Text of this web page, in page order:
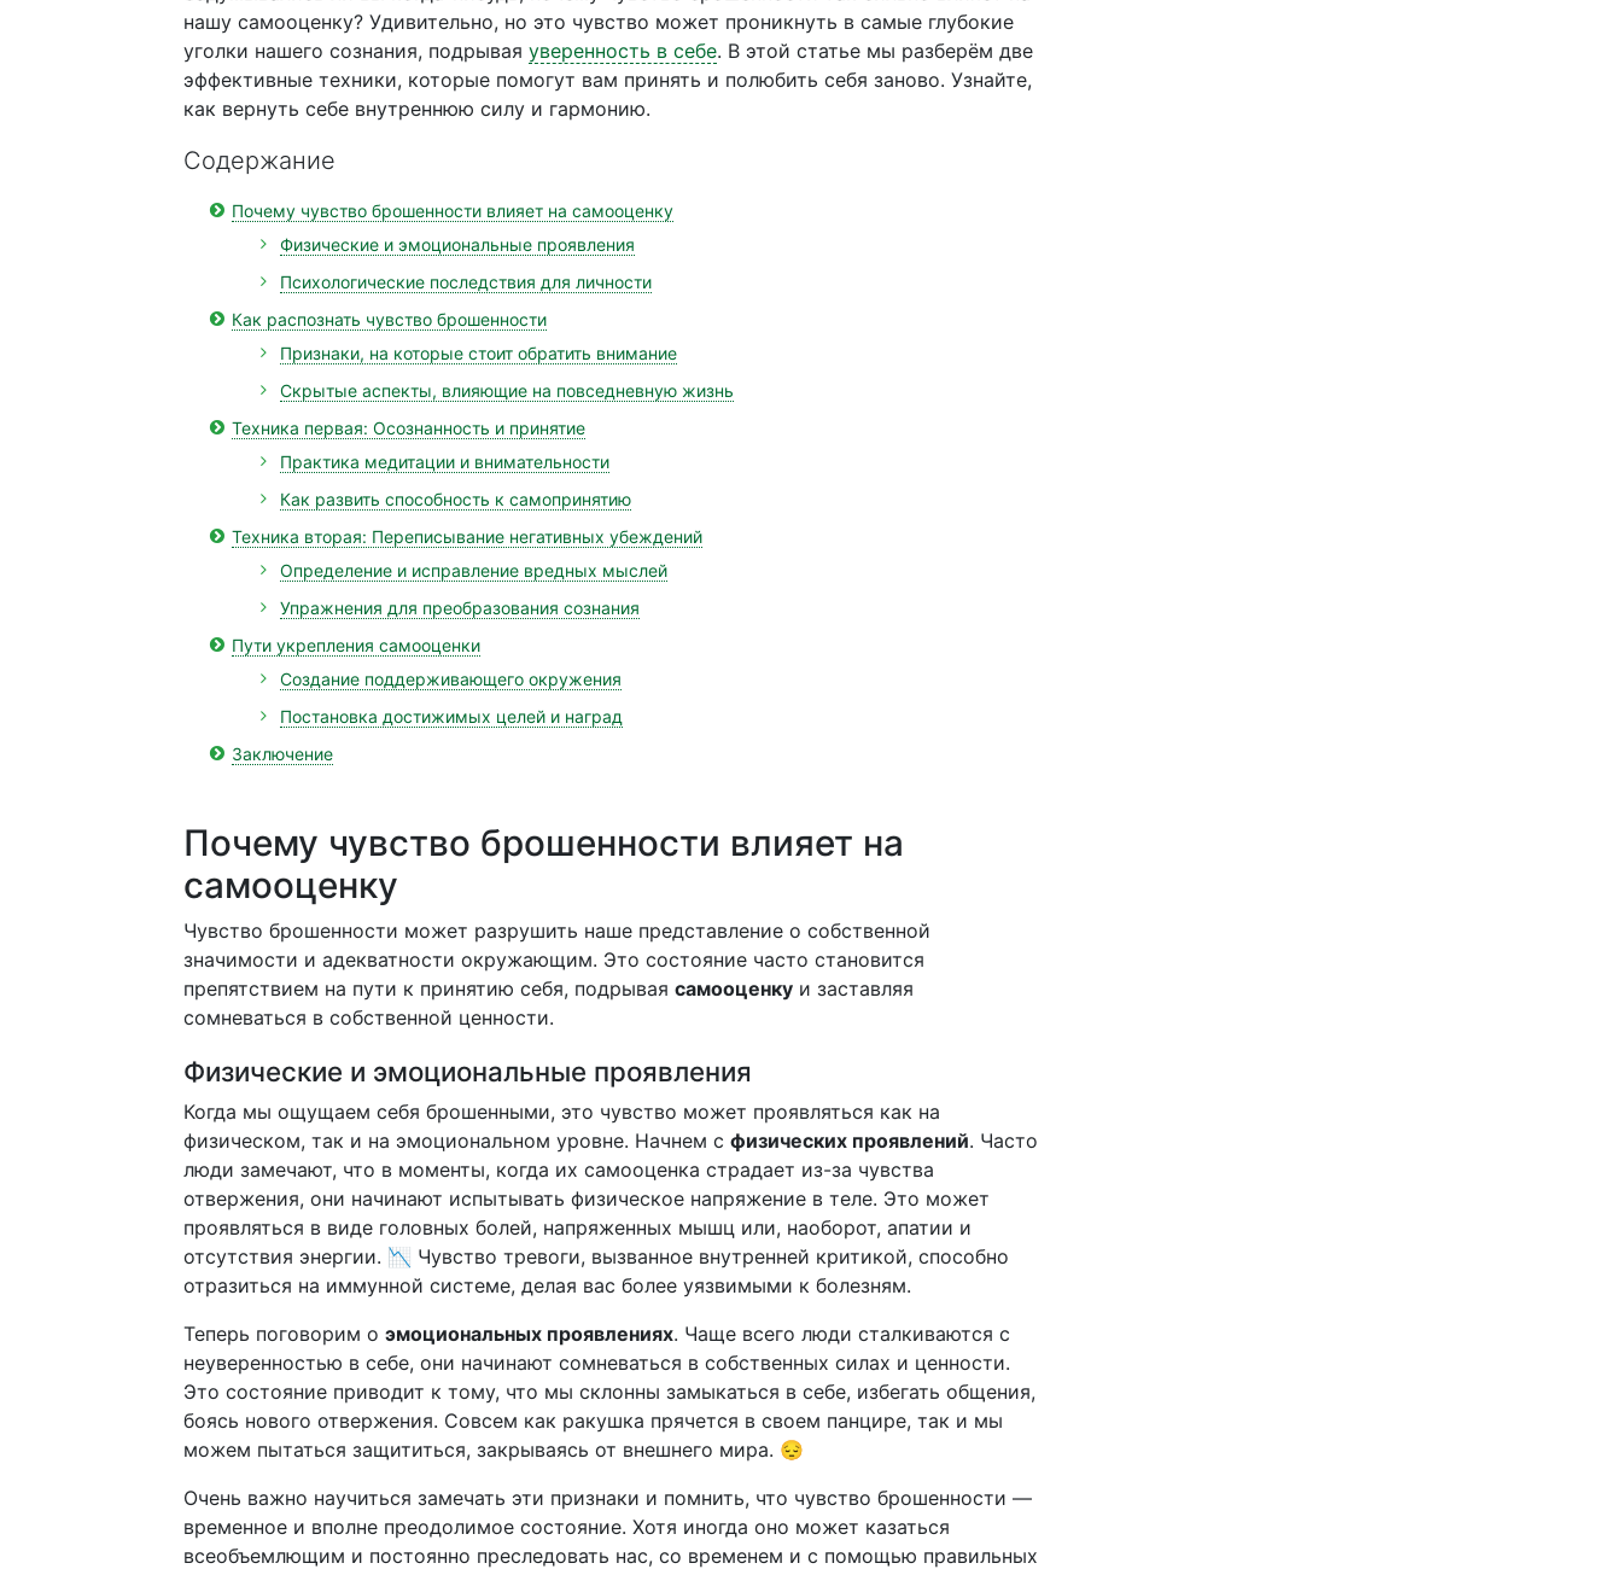
нашу самооценку? Удивительно, но это чувство может проникнуть в самые глубокие
уголки нашего сознания, подрывая уверенность в себе. В этой статье мы разберём две
эффективные техники, которые помогут вам принять и полюбить себя заново. Узнайте,
как вернуть себе внутреннюю силу и гармонию.
Содержание
Почему чувство брошенности влияет на самооценку
Физические и эмоциональные проявления
Психологические последствия для личности
Как распознать чувство брошенности
Признаки, на которые стоит обратить внимание
Скрытые аспекты, влияющие на повседневную жизнь
Техника первая: Осознанность и принятие
Практика медитации и внимательности
Как развить способность к самопринятию
Техника вторая: Переписывание негативных убеждений
Определение и исправление вредных мыслей
Упражнения для преобразования сознания
Пути укрепления самооценки
Создание поддерживающего окружения
Постановка достижимых целей и наград
Заключение
Почему чувство брошенности влияет на
самооценку
Чувство брошенности может разрушить наше представление о собственной
значимости и адекватности окружающим. Это состояние часто становится
препятствием на пути к принятию себя, подрывая самооценку и заставляя
сомневаться в собственной ценности.
Физические и эмоциональные проявления
Когда мы ощущаем себя брошенными, это чувство может проявляться как на
физическом, так и на эмоциональном уровне. Начнем с физических проявлений. Часто
люди замечают, что в моменты, когда их самооценка страдает из-за чувства
отвержения, они начинают испытывать физическое напряжение в теле. Это может
проявляться в виде головных болей, напряженных мышц или, наоборот, апатии и
отсутствия энергии. 📉 Чувство тревоги, вызванное внутренней критикой, способно
отразиться на иммунной системе, делая вас более уязвимыми к болезням.
Теперь поговорим о эмоциональных проявлениях. Чаще всего люди сталкиваются с
неуверенностью в себе, они начинают сомневаться в собственных силах и ценности.
Это состояние приводит к тому, что мы склонны замыкаться в себе, избегать общения,
боясь нового отвержения. Совсем как ракушка прячется в своем панцире, так и мы
можем пытаться защититься, закрываясь от внешнего мира. 😔
Очень важно научиться замечать эти признаки и помнить, что чувство брошенности —
временное и вполне преодолимое состояние. Хотя иногда оно может казаться
всеобъемлющим и постоянно преследовать нас, со временем и с помощью правильных